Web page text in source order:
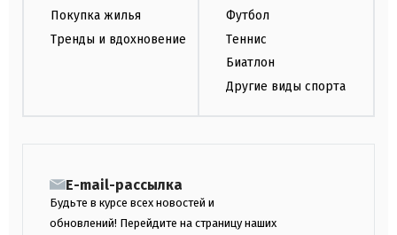
Покупка жилья
Тренды и вдохновение
Футбол
Теннис
Биатлон
Другие виды спорта
E-mail-рассылка
Будьте в курсе всех новостей и
обновлений! Перейдите на страницу наших